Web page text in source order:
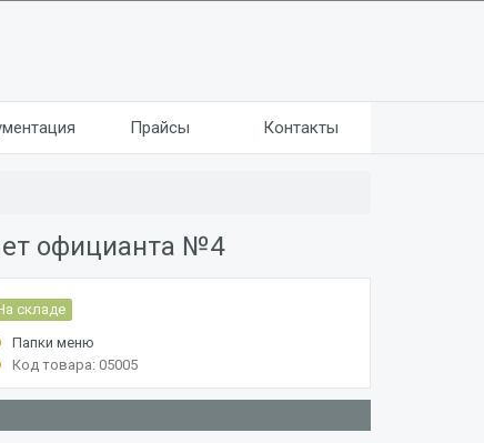
Прайсы Контакты
официанта №4
складе
Папки меню
Код товара: 05005